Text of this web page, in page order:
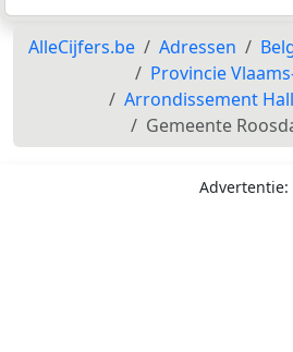
AlleCijfers.be Adressen
Provincie
Arrondissement
Gemeente
Advertentie: